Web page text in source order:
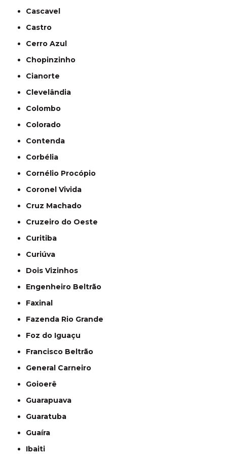
Cascavel
Castro
Cerro Azul
Chopinzinho
Cianorte
Clevelândia
Colombo
Colorado
Contenda
Corbélia
Cornélio Procópio
Coronel Vivida
Cruz Machado
Cruzeiro do Oeste
Curitiba
Curiúva
Dois Vizinhos
Engenheiro Beltrão
Faxinal
Fazenda Rio Grande
Foz do Iguaçu
Francisco Beltrão
General Carneiro
Goioerê
Guarapuava
Guaratuba
Guaíra
Ibaiti